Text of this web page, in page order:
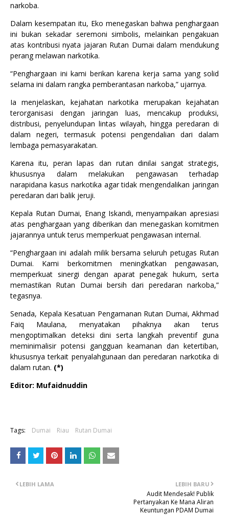
narkoba.
Dalam kesempatan itu, Eko menegaskan bahwa penghargaan
ini bukan sekadar seremoni simbolis, melainkan pengakuan
atas kontribusi nyata jajaran Rutan Dumai dalam mendukung
perang melawan narkotika.
“Penghargaan ini kami berikan karena kerja sama yang solid
selama ini dalam rangka pemberantasan narkoba,” ujarnya.
Ia menjelaskan, kejahatan narkotika merupakan kejahatan
terorganisasi dengan jaringan luas, mencakup produksi,
distribusi, penyelundupan lintas wilayah, hingga peredaran di
dalam negeri, termasuk potensi pengendalian dari dalam
lembaga pemasyarakatan.
Karena itu, peran lapas dan rutan dinilai sangat strategis,
khususnya dalam melakukan pengawasan terhadap
narapidana kasus narkotika agar tidak mengendalikan jaringan
peredaran dari balik jeruji.
Kepala Rutan Dumai, Enang Iskandi, menyampaikan apresiasi
atas penghargaan yang diberikan dan menegaskan komitmen
jajarannya untuk terus memperkuat pengawasan internal.
“Penghargaan ini adalah milik bersama seluruh petugas Rutan
Dumai. Kami berkomitmen meningkatkan pengawasan,
memperkuat sinergi dengan aparat penegak hukum, serta
memastikan Rutan Dumai bersih dari peredaran narkoba,”
tegasnya.
Senada, Kepala Kesatuan Pengamanan Rutan Dumai, Akhmad
Faiq Maulana, menyatakan pihaknya akan terus
mengoptimalkan deteksi dini serta langkah preventif guna
meminimalisir potensi gangguan keamanan dan ketertiban,
khususnya terkait penyalahgunaan dan peredaran narkotika di
dalam rutan. (*)
Editor: Mufaidnuddin
Tags: Dumai Riau Rutan Dumai
LEBIH BARU
Audit Mendesak! Publik
Pertanyakan Ke Mana Aliran
Keuntungan PDAM Dumai
LEBIH LAMA